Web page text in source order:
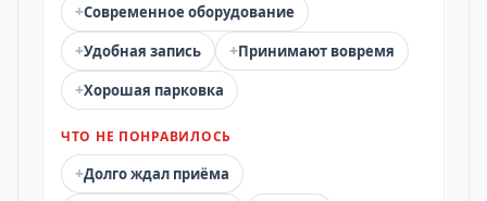
+Современное оборудование
+Удобная запись +Принимают вовремя
+Хорошая парковка
ЧТО НЕ ПОНРАВИЛОСЬ
+Долго ждал приёма